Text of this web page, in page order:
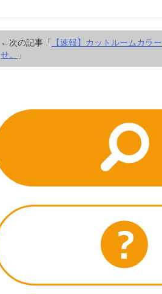
←次の記事「
【速報】カットルームカラ
せ。
」